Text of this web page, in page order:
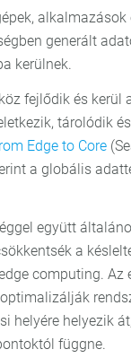
alkalmazások
generált
kerülnek.
fejlődik és kerül
tárolódik
Edge to Core
a globális
együtt
a
computing. Az
helyére helyezik
függne.